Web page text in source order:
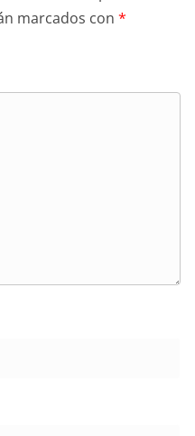
marcados con *